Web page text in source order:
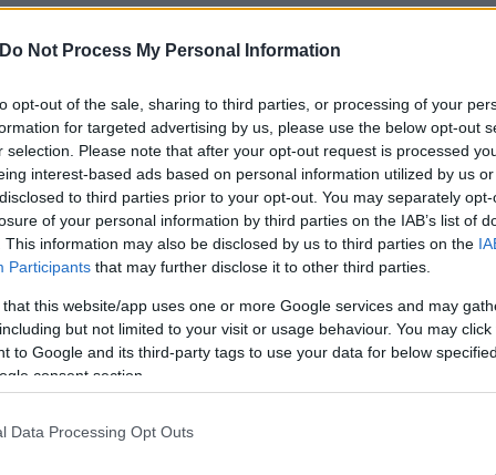
Do Not Process My Personal Information
opt-out of the sale, sharing to third parties, or processing of your
for targeted advertising by us, please use the below opt-out
selection. Please note that after your opt-out request is processed
interest-based ads based on personal information utilized by us
to third parties prior to your opt-out. You may separately
of your personal information by third parties on the IAB’s list of
This information may also be disclosed by us to third parties on the
Participants that may further disclose it to other third parties.
that this website/app uses one or more Google services and may
but not limited to your visit or usage behaviour. You may
to Google and its third-party tags to use your data for below
consent section.
Data Processing Opt Outs
ώρα το πρωί και να είσαι ακόμα εδώ και να
το έχουμε καταφέρει όλοι μαζί»
όταν επέστρεφα από την
τις στιγμές